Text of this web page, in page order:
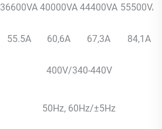
36600VA 40000VA 44400VA 55500VA
55.5A 60,6A 67,3A 84,1A
400V/340-440V
50Hz, 60Hz/±5Hz